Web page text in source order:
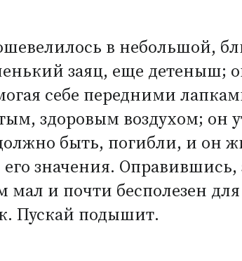
в небольшой,
заяц, еще детеныш;
себе передними
здоровым воздухом; он
быть, погибли, и он
значения. Оправившись,
и почти бесполезен
Пускай подышит.